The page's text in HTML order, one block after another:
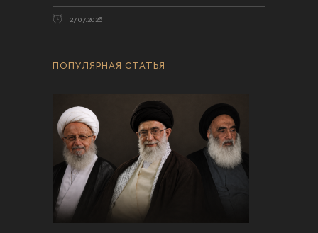
27.07.2026
ПОПУЛЯРНАЯ СТАТЬЯ